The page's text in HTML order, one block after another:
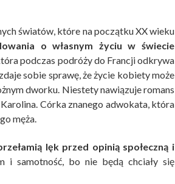
światów, które na początku XX wieku
o własnym życiu w świecie
podczas podróży do Francji odkrywa
sobie sprawę, że życie kobiety może
dworku. Niestety nawiązuje romans
Córka znanego adwokata, która
męża.
lęk przed opinią społeczną i
i samotność, bo nie będą chciały się